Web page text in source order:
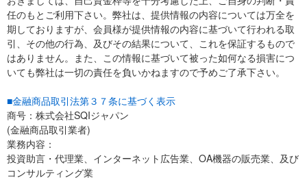
任のもとご利用下さい。弊社は、提供情報の内容については万全を
期しておりますが、会員様が提供情報の内容に基づいて行われる取
引、その他の行為、及びその結果について、これを保証するもので
はありません。また、この情報に基づいて被った如何なる損害につ
いても弊社は一切の責任を負いかねますので予めご了承下さい。
■金融商品取引法第３７条に基づく表示
商号：株式会社SQIジャパン
(金融商品取引業者)
業務内容：
投資助言・代理業、インターネット広告業、OA機器の販売業、及び
コンサルティング業